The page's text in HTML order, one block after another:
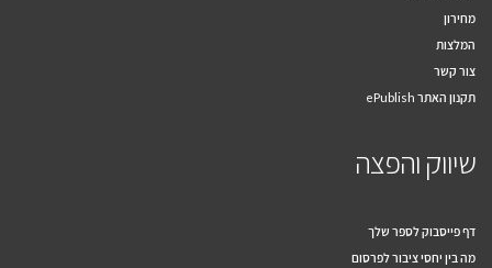
מחירון
המלצות
צור קשר
תקנון האתר ePublish
שיווק והפצה
דף פייסבוק לספר שלך
מה בין יחסי ציבור לפרסום